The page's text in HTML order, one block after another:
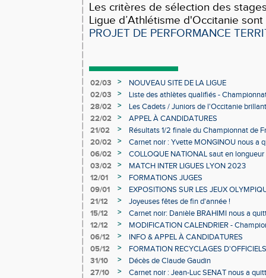
Les critères de sélection des
Ligue d’Athlétisme d'Occitanie
PROJET DE PERFORMANCE
02/03 >
NOUVEAU SITE DE LA LIGUE
02/03
>
Liste des athlètes qualifiés -
Individuels en salle
28/02 >
Les Cadets / Juniors de l'Occitanie
22/02
>
APPEL À CANDIDATURES
21/02
>
Résultats 1/2 finale du Championnat de
20/02
>
Carnet noir : Yvette MONGINOU nous a
06/02
>
COLLOQUE NATIONAL saut en
03/02
>
MATCH INTER LIGUES LYON 2023
12/01
>
FORMATIONS JUGES
09/01
>
EXPOSITIONS SUR LES JEUX
21/12
>
Joyeuses fêtes de fin d'année !
15/12
>
Carnet noir: Danièle BRAHIMI nous a
12/12
>
MODIFICATION CALENDRIER -
06/12
>
INFO & APPEL À CANDIDATURES
05/12
>
FORMATION RECYCLAGES D'OFFICIELS
31/10
>
Décès de Claude Gaudin
27/10
>
Carnet noir : Jean-Luc SENAT nous a